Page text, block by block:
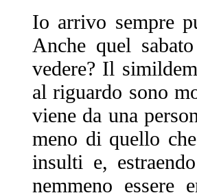
Io arrivo sempre
Anche quel
vedere? Il
al riguardo sono
viene da una
meno di quello
insulti e,
nemmeno